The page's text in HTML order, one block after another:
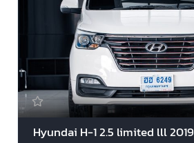
Hyundai H-1 2.5 limited lll 2019